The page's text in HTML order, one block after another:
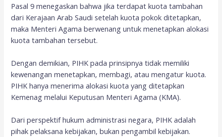
Pasal 9 menegaskan bahwa jika terdapat kuota tambahan
dari Kerajaan Arab Saudi setelah kuota pokok ditetapkan,
maka Menteri Agama berwenang untuk menetapkan alokasi
kuota tambahan tersebut.
Dengan demikian, PIHK pada prinsipnya tidak memiliki
kewenangan menetapkan, membagi, atau mengatur kuota.
PIHK hanya menerima alokasi kuota yang ditetapkan
Kemenag melalui Keputusan Menteri Agama (KMA).
Dari perspektif hukum administrasi negara, PIHK adalah
pihak pelaksana kebijakan, bukan pengambil kebijakan.